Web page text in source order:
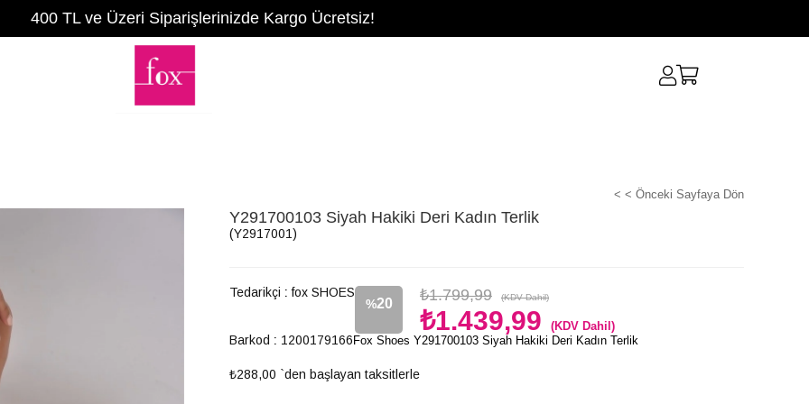
400 TL ve Üzeri Siparişlerinizde Kargo Ücretsiz!
< < Önceki Sayfaya Dön
Y291700103 Siyah Hakiki Deri Kadın Terlik
(Y2917001)
Tedarikçi : fox SHOES
%20
İndirim
₺1.799,99 (KDV Dahil)
₺1.439,99 (KDV Dahil)
Barkod : 1200179166
₺288,00 `den başlayan taksitlerle
Fox Shoes Y291700103 Siyah Hakiki Deri Kadın Terlik